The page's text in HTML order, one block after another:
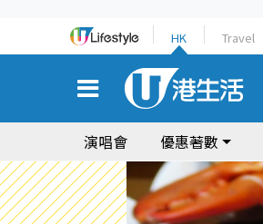
HK Travel
演唱會 優惠著數